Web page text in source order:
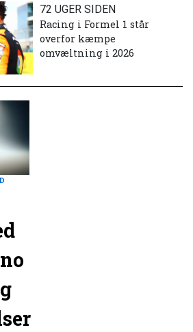
72 UGER SIDEN
Racing i Formel 1 står
overfor kæmpe
omvæltning i 2026